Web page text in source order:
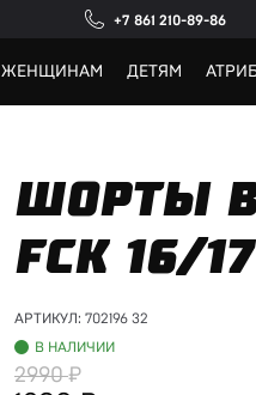
+7 861 210-89-86
ЖЕНЩИНАМ ДЕТЯМ
ШОРТЫ
FCK 16/17
АРТИКУЛ: 702196 32
В НАЛИЧИИ
2990